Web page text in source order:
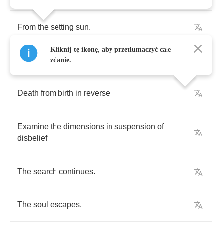
From the setting sun.
To the vast expanses
Death from birth in reverse.
Examine the dimensions in suspension of
disbelief
The search continues.
The soul escapes.
Kliknij tę ikonę, aby przetłumaczyć całe
zdanie.